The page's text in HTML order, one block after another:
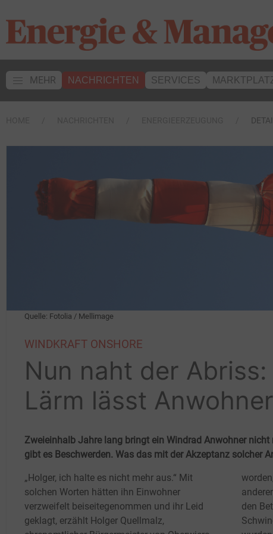
MEHR NACHRICHTEN SERVICES
Quelle: Fotolia / Mellimage
WINDKRAFT ONSHORE
Nun naht der
Lärm lässt
Zweieinhalb Jahre lang bringt ein Windrad Anwohner
gibt es Beschwerden. Was das mit der Akzeptanz solcher
„Holger, ich halte es nicht mehr aus.“ Mit
solchen Worten hätten ihn Einwohner
verzweifelt beiseitegenommen und ihr Leid
geklagt, erzählt Holger Quellmalz,
den